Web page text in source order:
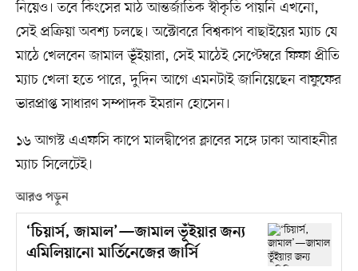
নিয়েও। তবে কিংসের মাঠ আন্তর্জাতিক স্বীকৃতি পায়নি এখনো,
সেই প্রক্রিয়া অবশ্য চলছে। অক্টোবরে বিশ্বকাপ বাছাইয়ের ম্যাচ যে
মাঠে খেলবেন জামাল ভূঁইয়ারা, সেই মাঠেই সেপ্টেম্বরে ফিফা প্রীতি
ম্যাচ খেলা হতে পারে, দুদিন আগে এমনটাই জানিয়েছেন বাফুফের
ভারপ্রাপ্ত সাধারণ সম্পাদক ইমরান হোসেন।
১৬ আগস্ট এএফসি কাপে মালদ্বীপের ক্লাবের সঙ্গে ঢাকা আবাহনীর
ম্যাচ সিলেটেই।
আরও পড়ুন
‘চিয়ার্স, জামাল’—জামাল ভূঁইয়ার জন্য
এমিলিয়ানো মার্তিনেজের জার্সি